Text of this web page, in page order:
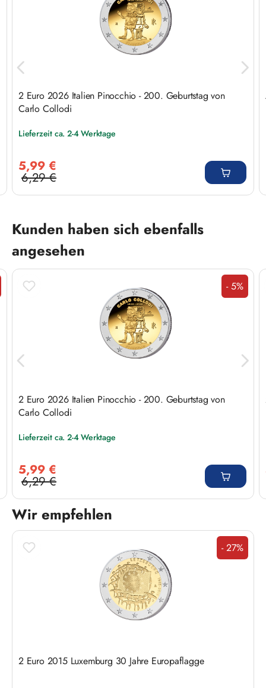
2 Euro 2026 Italien Pinocchio - 200. Geburtstag von
Carlo Collodi
Lieferzeit ca. 2-4 Werktage
5,99 €
Regulärer Preis:
6,29 €
Produktgalerie überspringen
Kunden haben sich ebenfalls
angesehen
Rabatt
- 5%
2 Euro 2026 Italien Pinocchio - 200. Geburtstag von
Carlo Collodi
Lieferzeit ca. 2-4 Werktage
5,99 €
Regulärer Preis:
6,29 €
Wir empfehlen
Produktgalerie überspringen
Rabatt
- 27%
2 Euro 2015 Luxemburg 30 Jahre Europaflagge